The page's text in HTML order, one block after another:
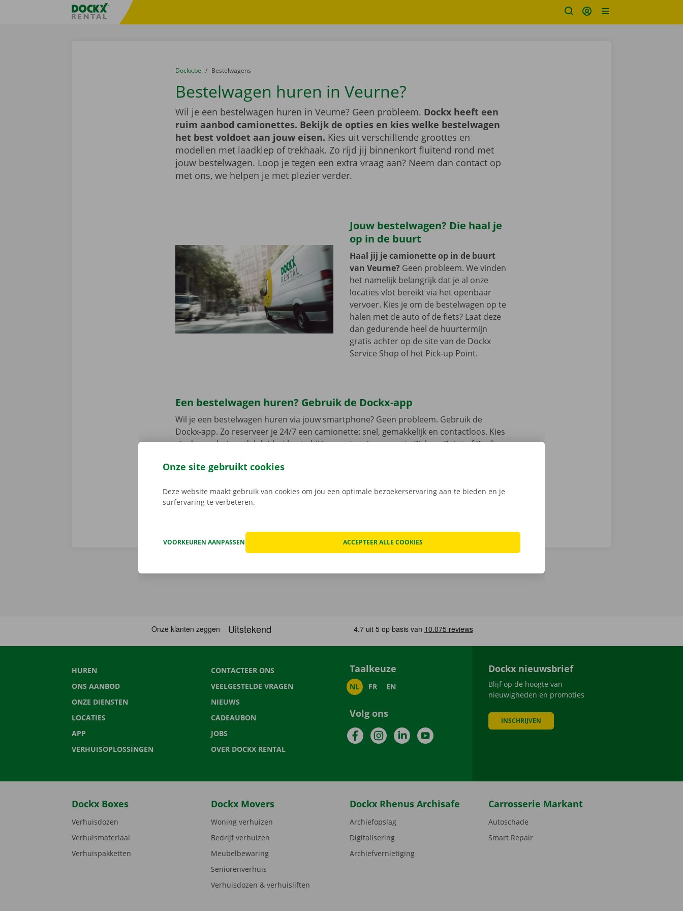
Taalselectie overslaanFratello DEMO
U bevindt zich hier:
van
Dockx.be naar
Bestelwagens
Bestelwagen huren in Veurne?
Wil je een bestelwagen huren in Veurne? Geen probleem. Dockx heeft een
ruim aanbod camionettes. Bekijk de opties en kies welke bestelwagen
het best voldoet aan jouw eisen. Kies uit verschillende groottes en
modellen met laadklep of trekhaak. Zo rijd jij binnenkort fluitend rond met
jouw bestelwagen. Loop je tegen een extra vraag aan? Neem dan contact op
met ons, we helpen je met plezier verder.
Jouw bestelwagen? Die haal je
op in de buurt
Haal jij je camionette op in de buurt
van Veurne? Geen probleem. We vinden
het namelijk belangrijk dat je al onze
locaties vlot bereikt via het openbaar
vervoer. Kies je om de bestelwagen op te
halen met de auto of de fiets? Laat deze
dan gedurende heel de huurtermijn
gratis achter op de site van de Dockx
Service Shop of het Pick-up Point.
Een bestelwagen huren? Gebruik de Dockx-app
Wil je een bestelwagen huren via jouw smartphone? Geen probleem. Gebruik de
Dockx-app. Zo reserveer je 24/7 een camionette: snel, gemakkelijk en contactloos. Kies
via de app het model dat het beste bij jou past en je gewenste Pick-up Point of Dockx
sleutel. Download de gratis app voor
HUREN
ONS AANBOD
ONZE DIENSTEN
LOCATIES
APP
VERHUISOPLOSSINGEN
CONTACTEER ONS
VEELGESTELDE VRAGEN
NIEUWS
CADEAUBON
JOBS
OVER DOCKX RENTAL
Taalkeuze
NL FR EN
Volg ons
FacebookInstagramLinkedInYouTube
Dockx nieuwsbrief
Blijf op de hoogte van
nieuwigheden en promoties
INSCHRIJVEN
Dockx Boxes
Verhuisdozen
Verhuismateriaal
Verhuispakketten
Dockx Movers
Woning verhuizen
Bedrijf verhuizen
Meubelbewaring
Seniorenverhuis
Verhuisdozen & verhuisliften
Dockx Rhenus Archisafe
Archiefopslag
Digitalisering
Archiefvernietiging
Carrosserie Markant
Autoschade
Smart Repair
Onze site gebruikt cookies
Deze website maakt gebruik van cookies om jou een optimale bezoekerservaring aan te bieden en je
surfervaring te verbeteren.
VOORKEUREN AANPASSEN ACCEPTEER ALLE COOKIES